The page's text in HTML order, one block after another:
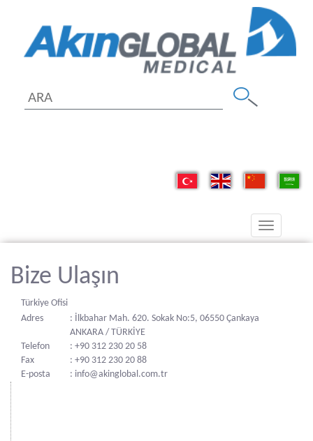
Toggle
navigation
Bize Ulaşın
Türkiye Ofisi
Adres
: İlkbahar Mah. 620. Sokak No:5, 06550 Çankaya
ANKARA / TÜRKİYE
Telefon
: +90 312 230 20 58
Fax
: +90 312 230 20 88
E-posta
: info@akinglobal.com.tr